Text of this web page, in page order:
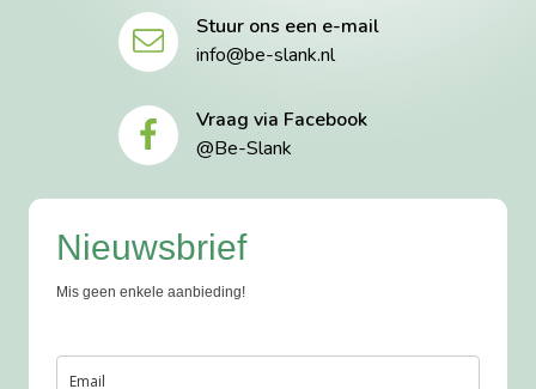
Stuur ons een e-mail
info@be-slank.nl
Vraag via Facebook
@Be-Slank
Nieuwsbrief
Mis geen enkele aanbieding!